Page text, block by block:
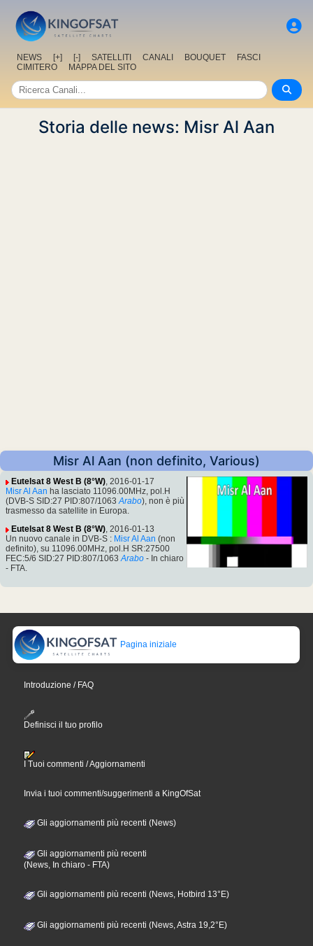
NEWS [+] [-] SATELLITI CANALI BOUQUET
FASCI
CIMITERO
MAPPA DEL SITO
Storia delle news: Misr Al Aan
Misr Al Aan (non definito, Various)
Eutelsat 8 West B (8°W), 2016-01-17
Misr Al Aan ha lasciato 11096.00MHz, pol.H
(DVB-S SID:27 PID:807/1063 Arabo), non è più
trasmesso da satellite in Europa.
Eutelsat 8 West B (8°W), 2016-01-13
Un nuovo canale in DVB-S : Misr Al Aan (non
definito), su 11096.00MHz, pol.H SR:27500
FEC:5/6 SID:27 PID:807/1063 Arabo - In chiaro
- FTA.
Pagina iniziale
Introduzione / FAQ
Definisci il tuo profilo
I Tuoi commenti / Aggiornamenti
Invia i tuoi commenti/suggerimenti a KingOfSat
Gli aggiornamenti più recenti (News)
Gli aggiornamenti più recenti
(News, In chiaro - FTA)
Gli aggiornamenti più recenti (News, Hotbird 13°E)
Gli aggiornamenti più recenti (News, Astra 19,2°E)